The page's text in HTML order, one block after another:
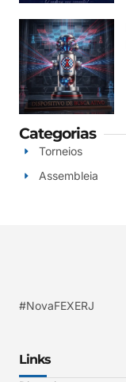
Categorias
Torneios
Assembleia
#NovaFEXERJ
Links